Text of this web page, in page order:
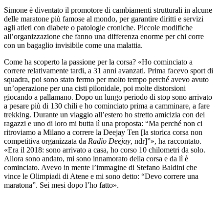
Simone è diventato il promotore di cambiamenti strutturali in alcune
delle maratone più famose al mondo, per garantire diritti e servizi
agli atleti con diabete o patologie croniche. Piccole modifiche
all’organizzazione che fanno una differenza enorme per chi corre
con un bagaglio invisibile come una malattia.
Come ha scoperto la passione per la corsa? «Ho cominciato a
correre relativamente tardi, a 31 anni avanzati. Prima facevo sport di
squadra, poi sono stato fermo per molto tempo perché avevo avuto
un’operazione per una cisti pilonidale, poi molte distorsioni
giocando a pallamano. Dopo un lungo periodo di stop sono arrivato
a pesare più di 130 chili e ho cominciato prima a camminare, a fare
trekking. Durante un viaggio all’estero ho stretto amicizia con dei
ragazzi e uno di loro mi butta lì una proposta: “Ma perché non ci
ritroviamo a Milano a correre la Deejay Ten [la storica corsa non
competitiva organizzata da Radio Deejay, ndr]”», ha raccontato.
«Era il 2018: sono arrivato a casa, ho corso 10 chilometri da solo.
Allora sono andato, mi sono innamorato della corsa e da lì è
cominciato. Avevo in mente l’immagine di Stefano Baldini che
vince le Olimpiadi di Atene e mi sono detto: “Devo correre una
maratona”. Sei mesi dopo l’ho fatto».